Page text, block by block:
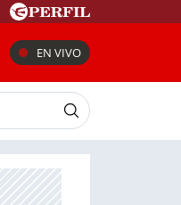
EN VIVO